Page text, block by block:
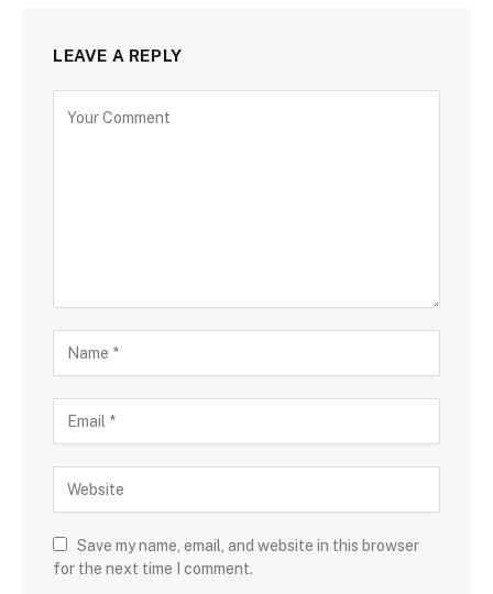
LEAVE A REPLY
Save my name, email, and website in this browser
for the next time I comment.